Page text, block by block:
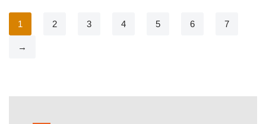
1 2 3 4 5 6 7
→